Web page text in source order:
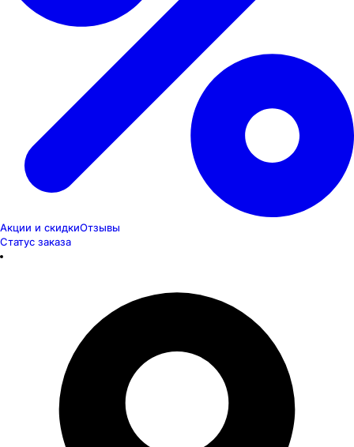
Акции и скидкиОтзывы
Статус заказа